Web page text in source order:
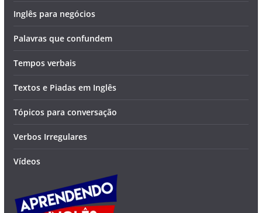
Inglês para negócios
Palavras que confundem
Tempos verbais
Textos e Piadas em Inglês
Tópicos para conversação
Verbos Irregulares
Vídeos